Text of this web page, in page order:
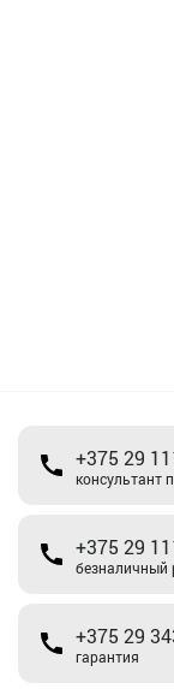
+375 29
консультант
+375 29
безналичный
+375 29
гарантия